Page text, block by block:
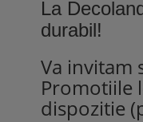
La
durabil!
Va invitam
Promotiile
dispozitie